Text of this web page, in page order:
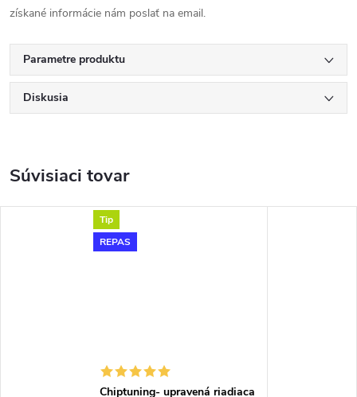
získané informácie nám poslať na email.
Parametre produktu
Diskusia
Súvisiaci tovar
Tip
REPAS
Chiptuning- upravená riadiaca